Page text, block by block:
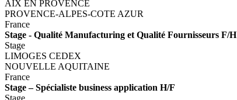
AIX EN PROVENCE
PROVENCE-ALPES-COTE AZUR
France
Stage - Qualité Manufacturing et Qualité Fournisseurs F/H
Stage
LIMOGES CEDEX
NOUVELLE AQUITAINE
France
Stage – Spécialiste business application H/F
Stage